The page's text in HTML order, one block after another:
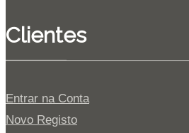
Clientes
Entrar na Conta
Novo Registo